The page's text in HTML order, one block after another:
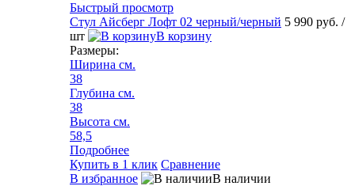
Быстрый просмотр
Стул Айсберг Лофт 02 черный/черный 5 990 руб. /
шт
В корзину
Размеры:
Ширина см.
38
Глубина см.
38
Высота см.
58,5
Подробнее
Купить в 1 клик Сравнение
В избранное
В наличии